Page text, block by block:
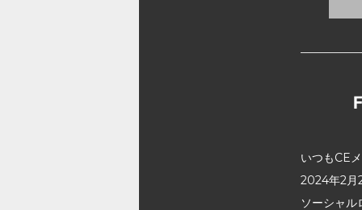
いつもCE
2024年2月
ソーシャ